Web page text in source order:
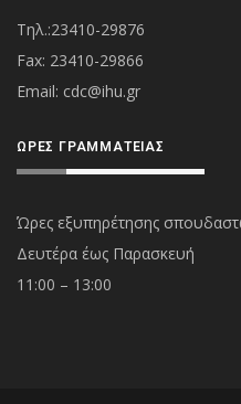
Τηλ.:23410-29876
Fax: 23410-29866
Εmail: cdc@ihu.gr
ΏΡΕΣ ΓΡΑΜΜΑΤΕΊΑΣ
Ώρες εξυπηρέτησης
Δευτέρα έως Παρασκευή
11:00 – 13:00